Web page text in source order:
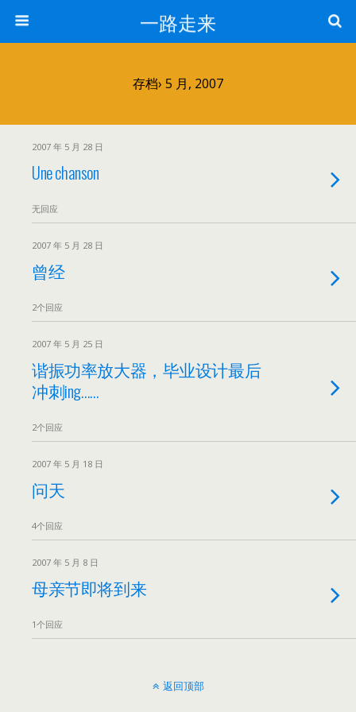
一路走来
存档› 5 月, 2007
2007 年 5 月 28 日
Une chanson
无回应
2007 年 5 月 28 日
曾经
2个回应
2007 年 5 月 25 日
谐振功率放大器，毕业设计最后
冲刺ing……
2个回应
2007 年 5 月 18 日
问天
4个回应
2007 年 5 月 8 日
母亲节即将到来
1个回应
返回顶部